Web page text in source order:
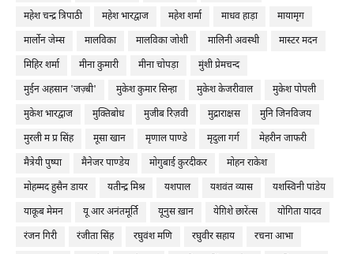
महेश चन्द्र त्रिपाठी
महेश भारद्वाज महेश शर्मा माधव हाड़ा
मायामृग
मार्लोन जेम्स
मालविका मालविका जोशी मालिनी अवस्थी
मास्टर मदन
मिहिर शर्मा
मीना कुमारी मीना चोपड़ा
मुंशी प्रेमचन्द
मुईन अहसान 'जज़्बी'
मुकेश कुमार सिन्हा मुकेश केजरीवाल
मुकेश पोपली
मुकेश भारद्वाज
मुक्तिबोध मुजीब रिज़वी मुद्राराक्षस
मुनि जिनविजय
मुरली म प्र सिंह
मूसा खान मृणाल पाण्डे मृदुला गर्ग
मेहरीन जाफरी
मैत्रेयी पुष्पा
मैनेजर पाण्डेय मोगुबाई कुरदीकर
मोहन राकेश
मोहम्मद हुसैन डायर
यतीन्द्र मिश्र यशपाल यशवंत व्यास
यशस्विनी पांडेय
याकूब मेमन
यू आर अनंतमूर्ति यूनुस ख़ान येग़िशे छारेंत्स
योगिता यादव
रंजन गिरी
रंजीता सिंह रघुवंश मणि रघुवीर सहाय
रचना आभा